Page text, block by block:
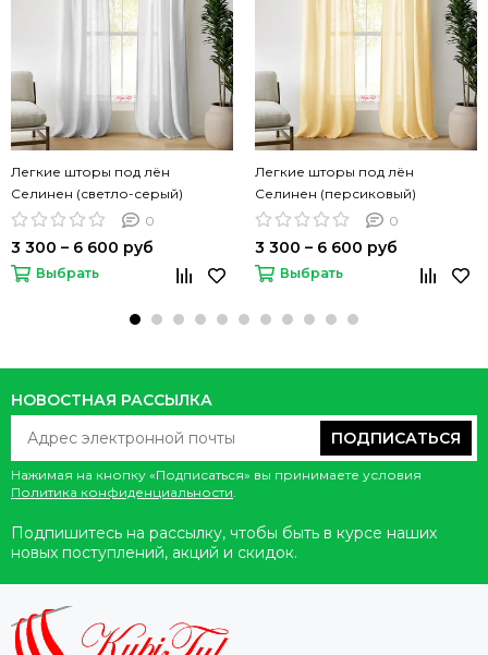
Легкие шторы под лён
Селинен (светло-серый)
0
3 300 – 6 600 руб
Выбрать
Легкие шторы под лён
Селинен (персиковый)
0
3 300 – 6 600 руб
Выбрать
НОВОСТНАЯ РАССЫЛКА
ПОДПИСАТЬСЯ
Нажимая на кнопку «Подписаться» вы принимаете условия
Политика конфиденциальности
Подпишитесь на рассылку, чтобы быть в курсе наших
новых поступлений, акций и скидок.